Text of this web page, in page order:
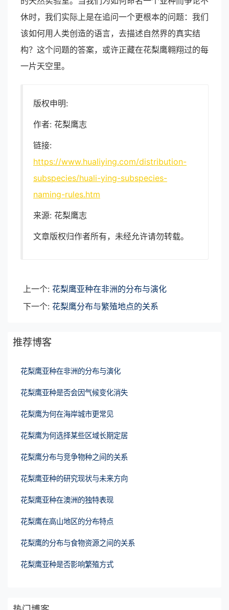
休时，我们实际上是在追问一个更根本的问题：我们
该如何用人类创造的语言，去描述自然界的真实结
构？这个问题的答案，或许正藏在花梨鹰翱翔过的每
一片天空里。
版权申明:
作者: 花梨鹰志
链接:
https://www.hualiying.com/distribution-
subspecies/huali-ying-subspecies-
naming-rules.htm
来源: 花梨鹰志
文章版权归作者所有，未经允许请勿转载。
上一个: 花梨鹰亚种在非洲的分布与演化
下一个: 花梨鹰分布与繁殖地点的关系
推荐博客
花梨鹰亚种在非洲的分布与演化
花梨鹰亚种是否会因气候变化消失
花梨鹰为何在海岸城市更常见
花梨鹰为何选择某些区域长期定居
花梨鹰分布与竞争物种之间的关系
花梨鹰亚种的研究现状与未来方向
花梨鹰亚种在澳洲的独特表现
花梨鹰在高山地区的分布特点
花梨鹰的分布与食物资源之间的关系
花梨鹰亚种是否影响繁殖方式